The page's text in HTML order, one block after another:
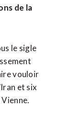
de la
le sigle
vouloir
et six